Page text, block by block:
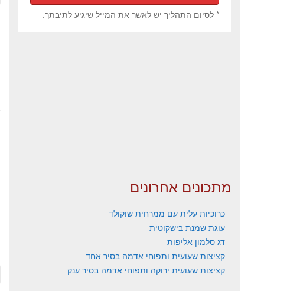
* לסיום התהליך יש לאשר את המייל שיגיע לתיבתך.
מתכונים אחרונים
כרוכיות עלית עם ממרחית שוקולד
עוגת שמנת בישקוטית
דג סלמון אליפות
קציצות שעועית ותפוחי אדמה בסיר אחד
קציצות שעועית ירוקה ותפוחי אדמה בסיר ענק